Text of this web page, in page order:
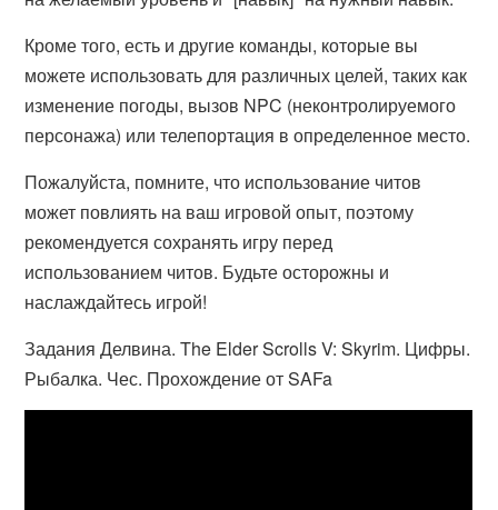
Кроме того, есть и другие команды, которые вы
можете использовать для различных целей, таких как
изменение погоды, вызов NPC (неконтролируемого
персонажа) или телепортация в определенное место.
Пожалуйста, помните, что использование читов
может повлиять на ваш игровой опыт, поэтому
рекомендуется сохранять игру перед
использованием читов. Будьте осторожны и
наслаждайтесь игрой!
Задания Делвина. The Elder Scrolls V: Skyrim. Цифры.
Рыбалка. Чес. Прохождение от SAFa